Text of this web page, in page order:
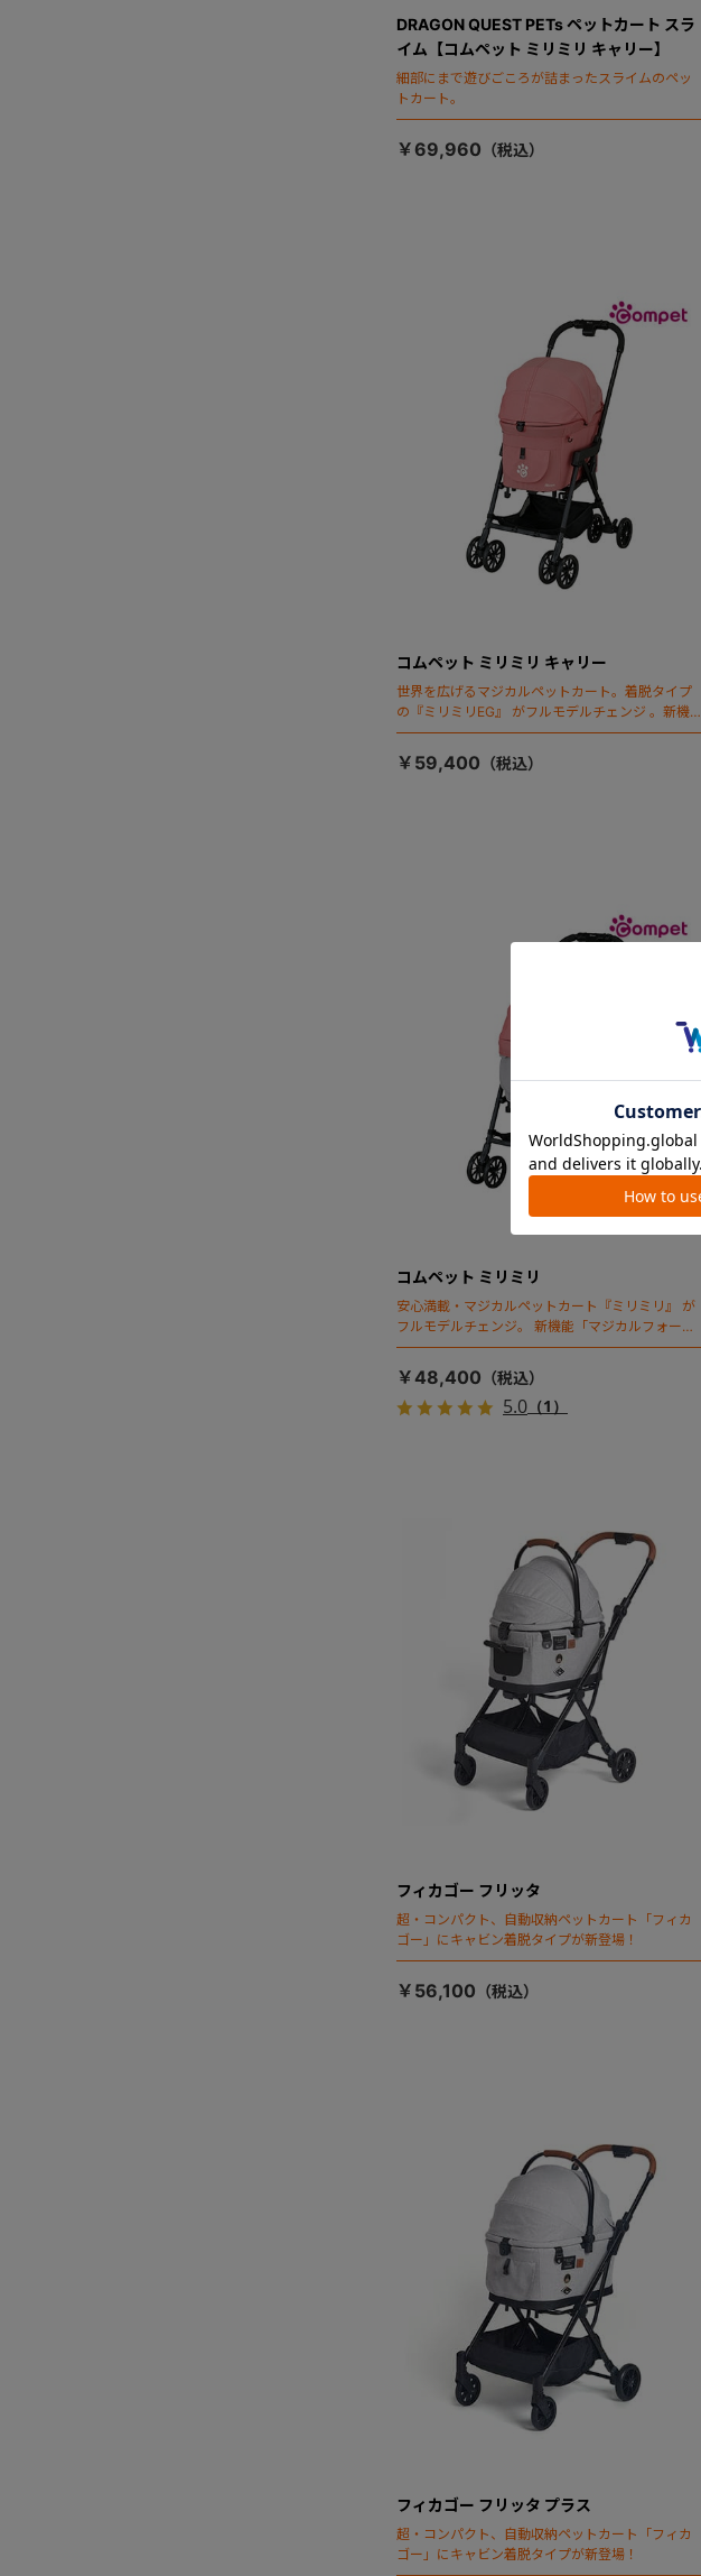
DRAGON QUEST PETs ペットカート スラ
イム【コムペット ミリミリ キャリー】
細部にまで遊びごころが詰まったスライムのペッ
トカート。
￥69,960
コムペット ミリミリ キャリー
世界を広げるマジカルペットカート。着脱タイプ
の『ミリミリEG』 がフルモデルチェンジ 。新機能
「マジカルフォールディング」搭載
￥59,400
コムペット ミリミリ
安心満載・マジカルペットカート『ミリミリ』 が
フルモデルチェンジ。 新機能「マジカルフォール
ディング」搭載
￥48,400
5.0 （1）
フィカゴー フリッタ
超・コンパクト、自動収納ペットカート「フィカ
ゴー」にキャビン着脱タイプが新登場！
￥56,100
フィカゴー フリッタ プラス
超・コンパクト、自動収納ペットカート「フィカ
ゴー」にキャビン着脱タイプが新登場！